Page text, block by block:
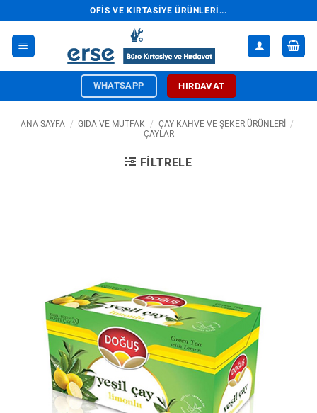
atla
OFIS VE KIRTASIYE ÜRÜNLERI...
WHATSAPP HIRDAVAT
ANA SAYFA / GIDA VE MUTFAK / ÇAY KAHVE VE ŞEKER ÜRÜNLERI
/
ÇAYLAR
FILTRELE